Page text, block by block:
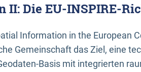
II: Die EU-INSPIRE-
Information in the European
Gemeinschaft das Ziel, eine
Basis mit integrierten